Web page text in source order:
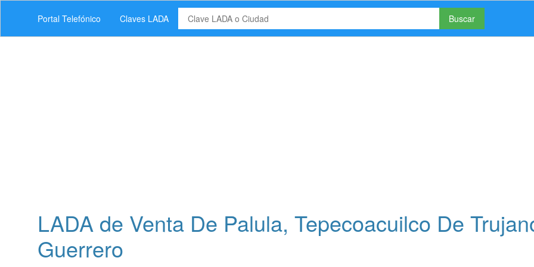
Portal Telefónico Claves LADA Buscar
LADA de Venta De Palula, Tepecoacuilco De
Guerrero